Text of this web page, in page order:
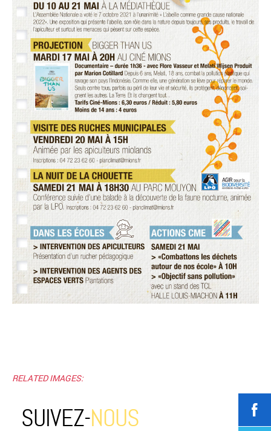
RELATED IMAGES:
SUIVEZ-NOUS